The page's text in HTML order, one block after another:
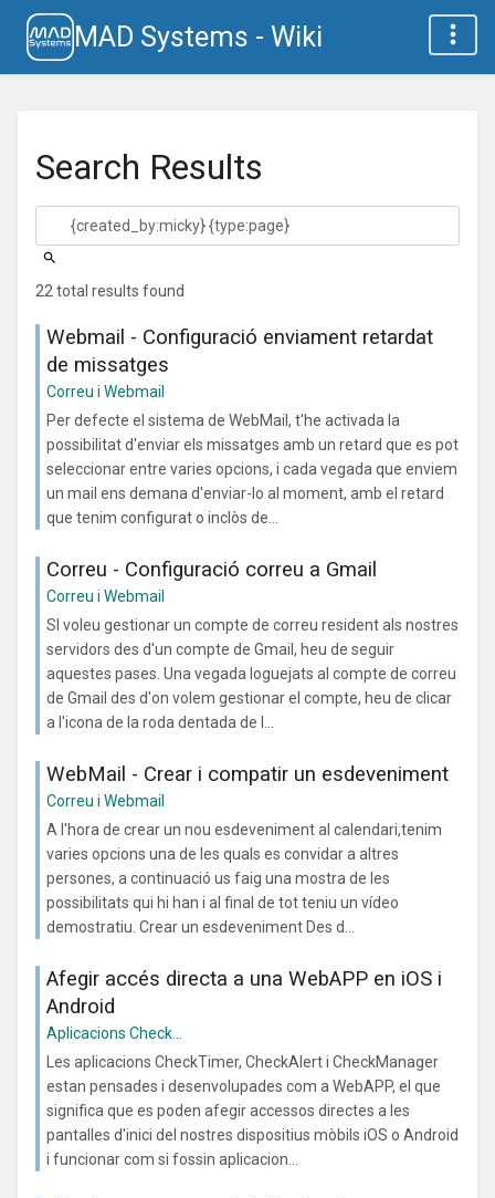
MAD Systems - Wiki
Search Results
22 total results found
Webmail - Configuració enviament retardat
de missatges
Correu i Webmail
Per defecte el sistema de WebMail, t'he activada la
possibilitat d'enviar els missatges amb un retard que es pot
seleccionar entre varies opcions, i cada vegada que enviem
un mail ens demana d'enviar-lo al moment, amb el retard
que tenim configurat o inclòs de...
Correu - Configuració correu a Gmail
Correu i Webmail
SI voleu gestionar un compte de correu resident als nostres
servidors des d'un compte de Gmail, heu de seguir
aquestes pases. Una vegada loguejats al compte de correu
de Gmail des d'on volem gestionar el compte, heu de clicar
a l'icona de la roda dentada de l...
WebMail - Crear i compatir un esdeveniment
Correu i Webmail
A l'hora de crear un nou esdeveniment al calendari,tenim
varies opcions una de les quals es convidar a altres
persones, a continuació us faig una mostra de les
possibilitats qui hi han i al final de tot teniu un vídeo
demostratiu. Crear un esdeveniment Des d...
Afegir accés directa a una WebAPP en iOS i
Android
Aplicacions Check...
Les aplicacions CheckTimer, CheckAlert i CheckManager
estan pensades i desenvolupades com a WebAPP, el que
significa que es poden afegir accessos directes a les
pantalles d'inici del nostres dispositius mòbils iOS o Android
i funcionar com si fossin aplicacion...